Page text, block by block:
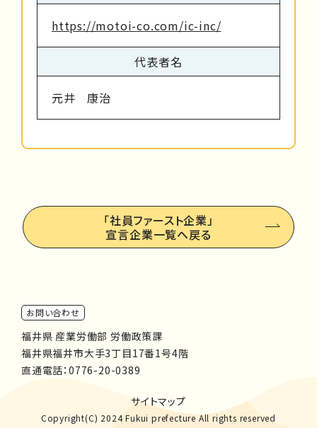
https://motoi-co.com/ic-inc/
代表者名
元井 康治
「社員ファースト企業」
宣言企業一覧へ戻る
お問い合わせ
福井県 産業労働部 労働政策課
福井県福井市大手3丁目17番1号4階
直通電話： 0776-20-0389
サイトマップ
Copyright(C) 2024 Fukui prefecture All rights reserved